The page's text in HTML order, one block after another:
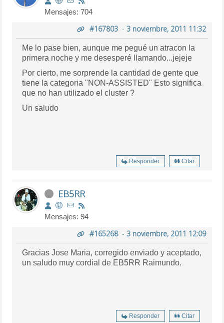
Mensajes: 704
#167803- 3 noviembre, 2011 11:32
Me lo pase bien, aunque me pegué un atracon la
primera noche y me desesperé llamando...jejeje
Por cierto, me sorprende la cantidad de gente que
tiene la categoria "NON-ASSISTED" Esto significa
que no han utilizado el cluster ?
Un saludo
Responder Citar
EB5RR
Mensajes: 94
#165268- 3 noviembre, 2011 12:09
Gracias Jose Maria, corregido enviado y aceptado,
un saludo muy cordial de EB5RR Raimundo.
Responder Citar